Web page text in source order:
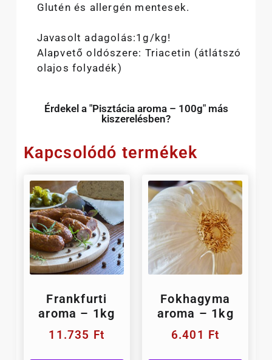
Glutén és allergén mentesek.
Javasolt adagolás:1g/kg!
Alapvető oldószere: Triacetin (átlátszó
olajos folyadék)
Érdekel a "Pisztácia aroma – 100g" más
kiszerelésben?
Kapcsolódó termékek
Frankfurti
aroma – 1kg
11.735 Ft
Fokhagyma
aroma – 1kg
6.401 Ft